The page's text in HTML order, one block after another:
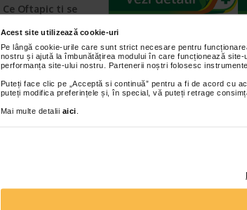
Acest site utilizează cookie-uri
Pe lângă cookie-urile care sunt strict necesare pentru
nostru și ajută la îmbunătățirea modului în care funcționează
performanța site-ului nostru. Partenerii noștri folosesc
Puteți face clic pe „Acceptă si continuă” pentru a fi de acord cu
puteți modifica preferințele și, în special, vă puteți retrage
Mai multe detalii aici
ARTICOLE
Infectii
Sistem urinar
sezonul
Ce Oftapic ti se
Adora – Adorabili
din prima clipa
Seturi cadou
Baylis&Harding